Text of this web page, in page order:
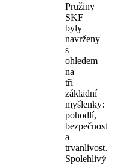
Pružiny
SKF
byly
navrženy
s
ohledem
na
tři
základní
myšlenky:
pohodlí,
bezpečnost
a
trvanlivost.
Spolehlivý